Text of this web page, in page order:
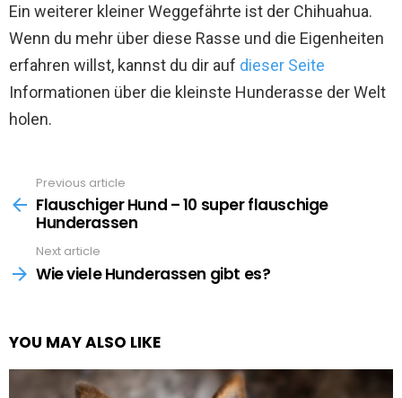
Ein weiterer kleiner Weggefährte ist der Chihuahua.
Wenn du mehr über diese Rasse und die Eigenheiten
erfahren willst, kannst du dir auf dieser Seite
Informationen über die kleinste Hunderasse der Welt
holen.
more
Previous article
Flauschiger Hund – 10 super flauschige
Hunderassen
Next article
Wie viele Hunderassen gibt es?
YOU MAY ALSO LIKE